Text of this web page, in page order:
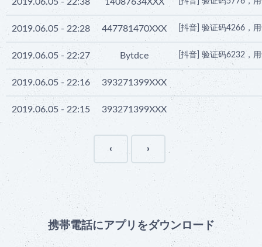
2019.06.05 - 22:38 14087634XXX
2019.06.05 - 22:28 447781470XXX [抖音] 验证码4266，
2019.06.05 - 22:27 Bytdce [抖音] 验证码6232，
2019.06.05 - 22:16 393271399XXX
2019.06.05 - 22:15 393271399XXX
‹ ›
携帯電話にアプリをダウンロード